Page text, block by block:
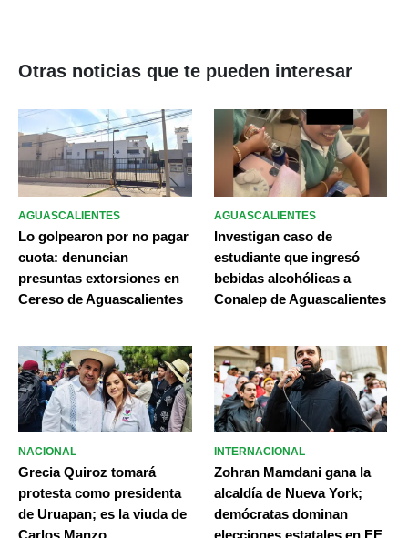
Otras noticias que te pueden interesar
AGUASCALIENTES
Lo golpearon por no pagar
cuota: denuncian
presuntas extorsiones en
Cereso de Aguascalientes
AGUASCALIENTES
Investigan caso de
estudiante que ingresó
bebidas alcohólicas a
Conalep de Aguascalientes
NACIONAL
Grecia Quiroz tomará
protesta como presidenta
de Uruapan; es la viuda de
INTERNACIONAL
Zohran Mamdani gana la
alcaldía de Nueva York;
demócratas dominan